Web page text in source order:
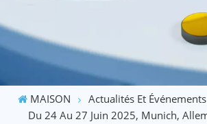
MAISON Actualités Et Événements
Du 24 Au 27 Juin 2025, Munich,